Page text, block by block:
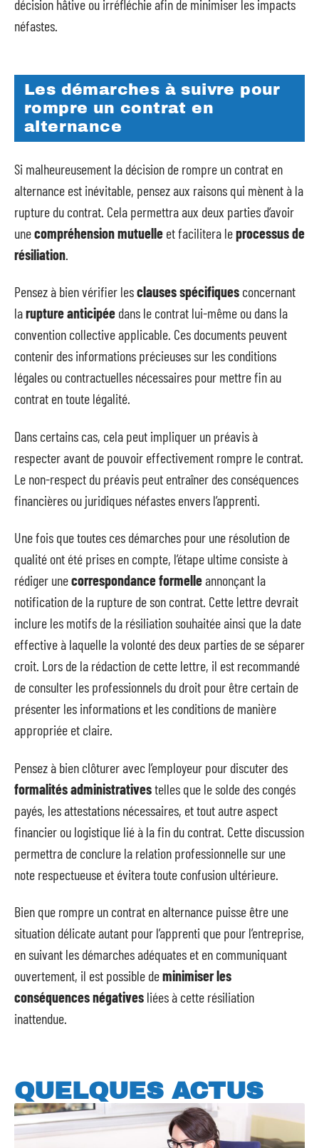
décision hâtive ou irréfléchie afin de minimiser les impacts
néfastes.
Les démarches à suivre pour
rompre un contrat en
alternance
Si malheureusement la décision de rompre un contrat en
alternance est inévitable, pensez aux raisons qui mènent à la
rupture du contrat. Cela permettra aux deux parties d’avoir
unecompréhension mutuelle et facilitera leprocessus de
résiliation.
Pensez à bien vérifier lesclauses spécifiques concernant
larupture anticipée dans le contrat lui-même ou dans la
convention collective applicable. Ces documents peuvent
contenir des informations précieuses sur les conditions
légales ou contractuelles nécessaires pour mettre fin au
contrat en toute légalité.
Dans certains cas, cela peut impliquer un préavis à
respecter avant de pouvoir effectivement rompre le contrat.
Le non-respect du préavis peut entraîner des conséquences
financières ou juridiques néfastes envers l’apprenti.
Une fois que toutes ces démarches pour une résolution de
qualité ont été prises en compte, l’étape ultime consiste à
rédiger unecorrespondance formelleannonçant la
notification de la rupture de son contrat. Cette lettre devrait
inclure les motifs de la résiliation souhaitée ainsi que la date
effective à laquelle la volonté des deux parties de se séparer
croit. Lors de la rédaction de cette lettre, il est recommandé
de consulter les professionnels du droit pour être certain de
présenter les informations et les conditions de manière
appropriée et claire.
Pensez à bien clôturer avec l’employeur pour discuter des
formalités administrativestelles que le solde des congés
payés, les attestations nécessaires, et tout autre aspect
financier ou logistique lié à la fin du contrat. Cette discussion
permettra de conclure la relation professionnelle sur une
note respectueuse et évitera toute confusion ultérieure.
Bien que rompre un contrat en alternance puisse être une
situation délicate autant pour l’apprenti que pour l’entreprise,
en suivant les démarches adéquates et en communiquant
ouvertement, il est possible deminimiser les
conséquences négatives liées à cette résiliation
inattendue.
QUELQUES ACTUS